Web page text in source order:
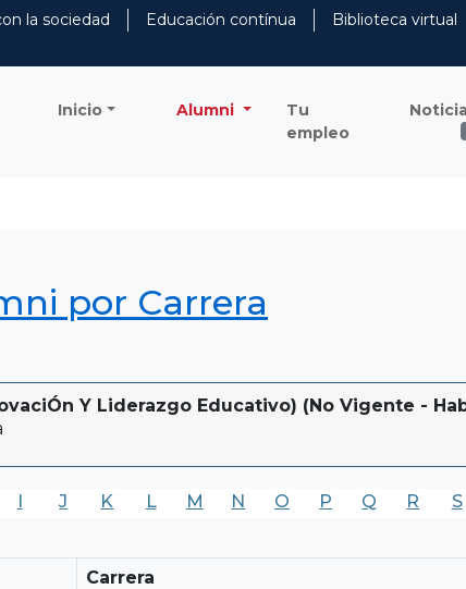
la sociedad Educación contínua
Biblioteca virtual
Inicio Alumni
Tu
empleo
por Carrera
Y Liderazgo Educativo) (No Vigente -
I J K L M N O P Q R S
Carrera